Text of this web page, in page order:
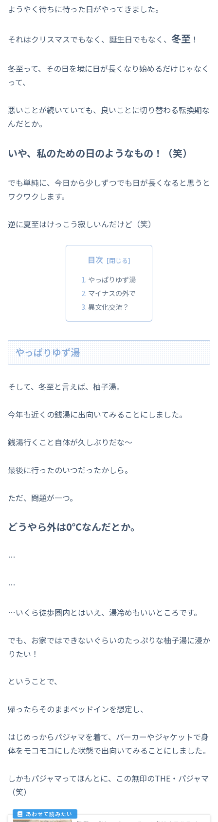
ようやく待ちに待った日がやってきました。
それはクリスマスでもなく、誕生日でもなく、 冬至 ！
冬至って、その日を境に日が長くなり始めるだけじゃなく
って、
悪いことが続いていても、良いことに切り替わる転換期な
んだとか。
いや、私のための日のようなもの！（笑）
でも単純に、今日から少しずつでも日が長くなると思うと
ワクワクします。
逆に夏至はけっこう寂しいんだけど（笑）
目次
やっぱりゆず湯
マイナスの外で
異文化交流？
やっぱりゆず湯
そして、冬至と言えば、柚子湯。
今年も近くの銭湯に出向いてみることにしました。
銭湯行くこと自体が久しぶりだな〜
最後に行ったのいつだったかしら。
ただ、問題が一つ。
どうやら外は0℃なんだとか。
…
…
…いくら徒歩圏内とはいえ、湯冷めもいいところです。
でも、お家ではできないぐらいのたっぷりな柚子湯に浸か
りたい！
ということで、
帰ったらそのままベッドインを想定し、
はじめっからパジャマを着て、パーカーやジャケットで身
体をモコモコにした状態で出向いてみることにしました。
しかもパジャマってほんとに、この無印のTHE・パジャマ
（笑）